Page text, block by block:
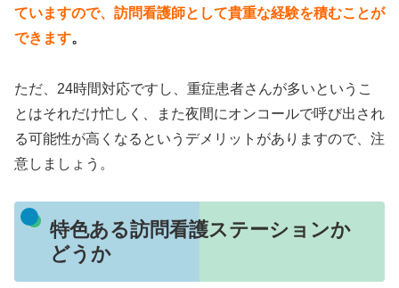
ていますので、訪問看護師として貴重な経験を積むことが
できます。
ただ、24時間対応ですし、重症患者さんが多いというこ
とはそれだけ忙しく、また夜間にオンコールで呼び出され
る可能性が高くなるというデメリットがありますので、注
意しましょう。
特色ある訪問看護ステーションか
どうか